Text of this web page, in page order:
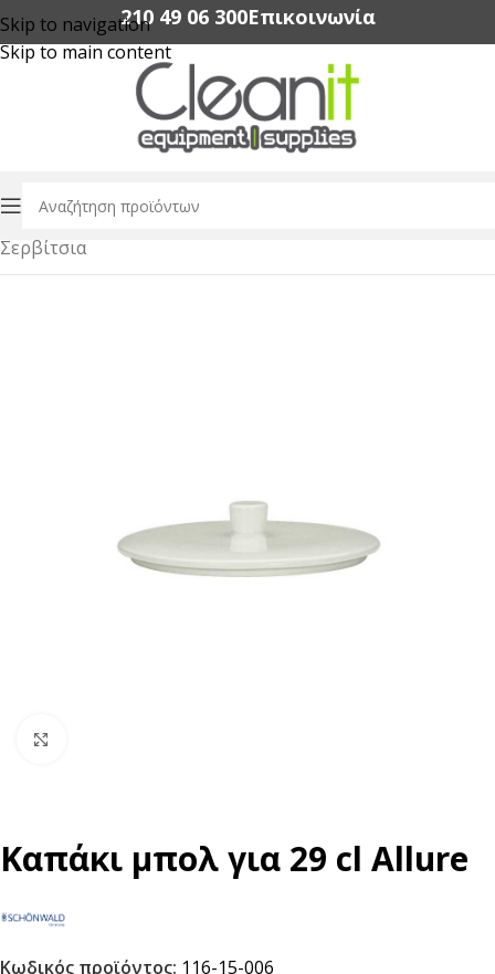
Skip to navigation
Skip to main content
210 49 06 300‬Επικοινωνία
Αρχική σελίδα/Εξοπλισμός Εστίασης
Σερβίτσια
Καπάκι μπολ για 29 cl Allure
Κωδικός προϊόντος: 116-15-006